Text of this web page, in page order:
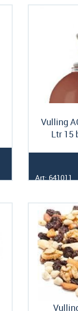
Vulling
Ltr 15
Art: 641011